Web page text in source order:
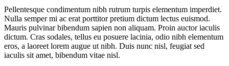
Pellentesque condimentum nibh rutrum turpis elementum imperdiet.
Nulla semper mi ac erat porttitor pretium dictum lectus euismod.
Mauris pulvinar bibendum sapien non aliquam. Proin auctor iaculis
dictum. Cras sodales, tellus eu posuere lacinia, odio nibh elementum
eros, a laoreet lorem augue ut nibh. Duis nunc nisl, feugiat sed
iaculis sit amet, bibendum vitae nisl.